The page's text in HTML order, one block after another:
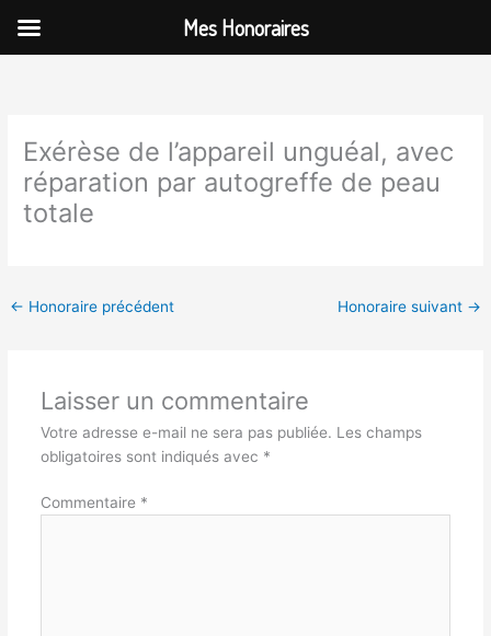
contenu
Exérèse de l’appareil unguéal, avec
réparation par autogreffe de peau
totale
← Honoraire précédent Honoraire suivant →
Laisser un commentaire
Votre adresse e-mail ne sera pas publiée. Les champs
obligatoires sont indiqués avec *
Commentaire *
Mes Honoraires